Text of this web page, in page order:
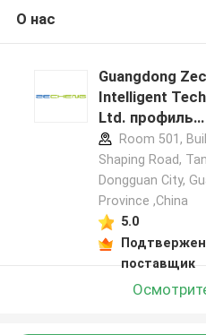
О нас
Guangdong
Intelligent
Ltd. профиль
Room 501,
Shaping Road,
Dongguan City,
Province ,China
5.0
поставщик